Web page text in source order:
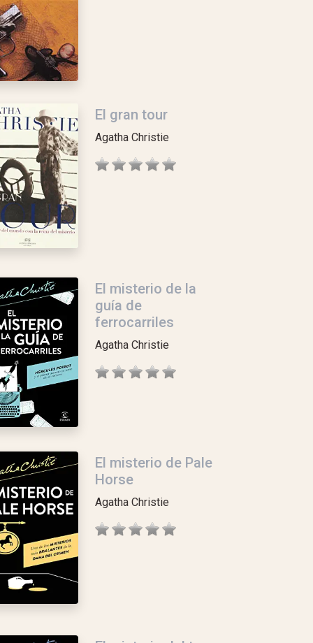
El gran tour
Agatha Christie
El misterio de la
guía de
ferrocarriles
Agatha Christie
El misterio de Pale
Horse
Agatha Christie